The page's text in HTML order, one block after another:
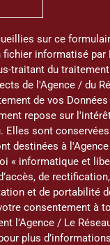
sur ce
fichier informatisé par
traitant du
de l'Agence / du
de vos
repose sur
Elles sont
destinées à
« informatique et
de
et de portabilité
consentement à
l’Agence / Le
plus